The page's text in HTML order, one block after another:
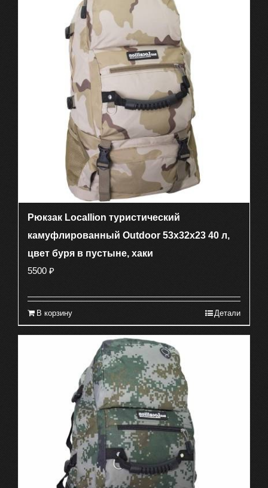
Рюкзак Locallion туристический
камуфлированный Outdoor 53х32х23 40 л,
цвет буря в пустыне, хаки
5500 ₽
В корзину Детали